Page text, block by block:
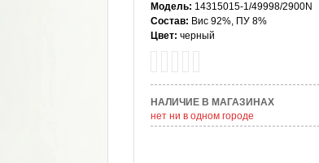
Модель: 14315015-1/49998/2900N
Состав: Вис 92%, ПУ 8%
Цвет: черный
НАЛИЧИЕ В МАГАЗИНАХ
нет ни в одном городе